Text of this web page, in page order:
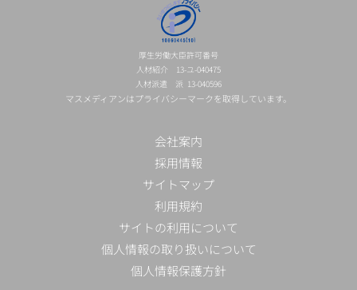
厚生労働大臣許可番号
人材紹介 13-ユ-040475
人材派遣 派 13-040596
マスメディアンはプライバシーマークを取得しています。
会社案内
採用情報
サイトマップ
利用規約
サイトの利用について
個人情報の取り扱いについて
個人情報保護方針